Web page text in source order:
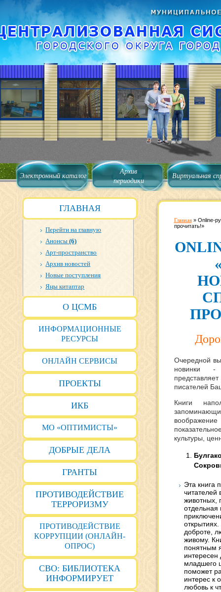
Электронный каталог
Архив
периодики
Виртуальная
ГЛАВНАЯ
Перейти на главную
Анонсы(6)
Арт-пространство
Архив новостей
Новые поступления
Яңы китаптар
О ЦСМБ
ИНФОРМАЦИОННЫЕ
РЕСУРСЫ
ОНЛАЙН СЕРВИСЫ
ПРОЕКТЫ
ИКБ
МО «ОПТИМИСТЫ»
ДОБРЫЕ ДЕЛА
ГРАНТЫ
ПРОТИВОДЕЙСТВИЕ
ТЕРРОРИЗМУ
ПРОТИВОДЕЙСТВИЕ
КОРРУПЦИИ (ОНЛАЙН-
ОПРОС)
СВО: БИБЛИОТЕКА
ИНФОРМИРУЕТ
Главная» Online-
прочитать!»
Очередной
новинки -
писателей
Книги
культуры,
Эта книга
читателей
животных,
отдельная
доброте,
живому.
понятным
интересен
младшего
поможет
интерес к
любовь к